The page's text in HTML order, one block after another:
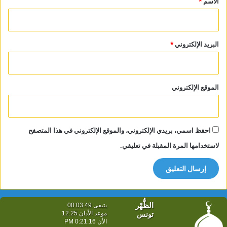
البريد الإلكتروني*
الموقع الإلكتروني
احفظ اسمي، بريدي الإلكتروني، والموقع الإلكتروني في هذا المتصفح
لاستخدامها المرة المقبلة في تعليقي.